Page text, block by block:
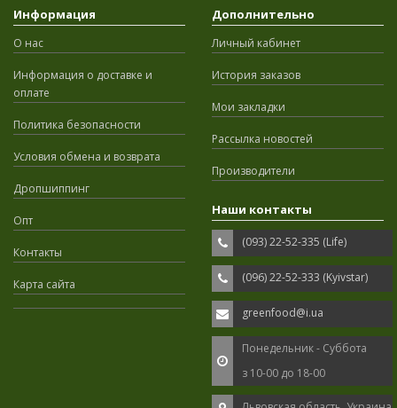
Информация
О нас
Информация о доставке и
оплате
Политика безопасности
Условия обмена и возврата
Дропшиппинг
Опт
Контакты
Карта сайта
Дополнительно
Личный кабинет
История заказов
Мои закладки
Рассылка новостей
Производители
Наши контакты
(093) 22-52-335 (Life)
(096) 22-52-333 (Kyivstar)
greenfood@i.ua
Понедельник - Суббота
з 10-00 до 18-00